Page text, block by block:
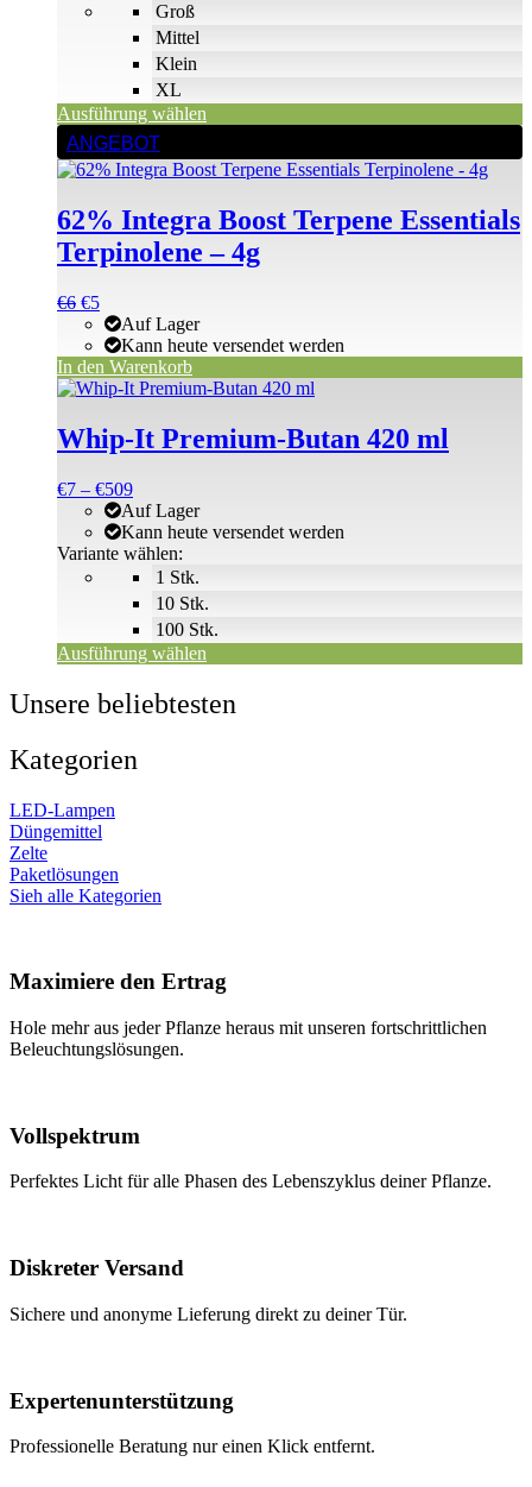
Groß
Mittel
Klein
XL
Ausführung wählen
ANGEBOT
62% Integra Boost Terpene Essentials
Terpinolene – 4g
Ursprünglicher
Preis
war:
€6
€6Aktueller
Preis
ist:
€6.
€5
Auf Lager
Kann heute versendet werden
In den Warenkorb
Whip-It Premium-Butan 420 ml
€7 – €509Preisspanne:
€7
bis
€509
1 Stk.
10 Stk.
100 Stk.
Auf Lager
Kann heute versendet werden
Variante wählen:
Ausführung wählen
Dieses
weist
mehrere
auf.
Optionen
können
gewählt
werden
Unsere beliebtesten
Kategorien
LED-Lampen
Düngemittel
Zelte
Paketlösungen
Sieh alle Kategorien
Maximiere den Ertrag
Hole mehr aus jeder Pflanze heraus mit unseren fortschrittlichen
Beleuchtungslösungen.
Vollspektrum
Perfektes Licht für alle Phasen des Lebenszyklus deiner Pflanze.
Diskreter Versand
Sichere und anonyme Lieferung direkt zu deiner Tür.
Expertenunterstützung
Professionelle Beratung nur einen Klick entfernt.